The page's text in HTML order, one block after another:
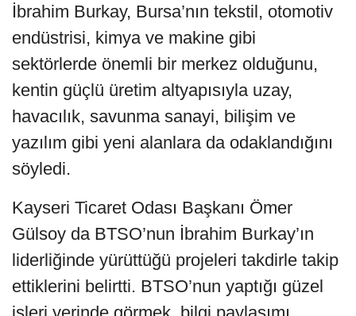
İbrahim Burkay, Bursa’nın tekstil, otomotiv
endüstrisi, kimya ve makine gibi
sektörlerde önemli bir merkez olduğunu,
kentin güçlü üretim altyapısıyla uzay,
havacılık, savunma sanayi, bilişim ve
yazılım gibi yeni alanlara da odaklandığını
söyledi.
Kayseri Ticaret Odası Başkanı Ömer
Gülsoy da BTSO’nun İbrahim Burkay’ın
liderliğinde yürüttüğü projeleri takdirle takip
ettiklerini belirtti. BTSO’nun yaptığı güzel